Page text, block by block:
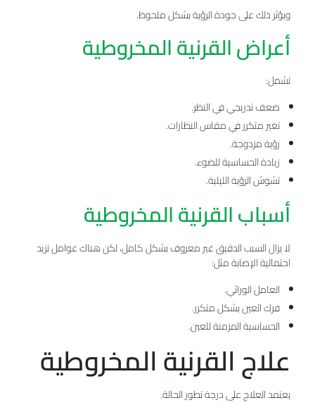
ويؤثر ذلك على جودة الرؤية بشكل ملحوظ.
أعراض القرنية المخروطية
تشمل:
ضعف تدريجي في النظر.
تغير متكرر في مقاس النظارات.
رؤية مزدوجة.
زيادة الحساسية للضوء.
تشوش الرؤية الليلية.
أسباب القرنية المخروطية
لا يزال السبب الدقيق غير معروف بشكل كامل، لكن هناك عوامل تزيد
احتمالية الإصابة مثل:
العامل الوراثي.
فرك العين بشكل متكرر.
الحساسية المزمنة للعين.
علاج القرنية المخروطية
يعتمد العلاج على درجة تطور الحالة.